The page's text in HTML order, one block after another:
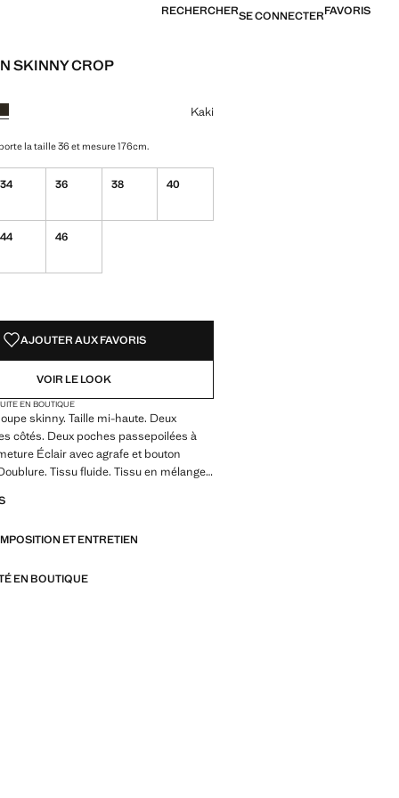
RECHERCHERSE CONNECTERFAVORIS
SKINNY CROP
000 XOF ]
couleur
Kaki
la taille 36 et mesure 176cm.
34 36 38 40
44 46
AJOUTER AUX FAVORIS
VOIR LE LOOK
EN BOUTIQUE
skinny. Taille mi-haute. Deux
côtés. Deux poches passepoilées à
Éclair avec agrafe et bouton
Tissu fluide. Tissu en mélange
Deux poches passepoilées sur les
agrafe et fermeture Éclair. Disponible
Looks de bureau. Passants de
ET ENTRETIEN
EN BOUTIQUE